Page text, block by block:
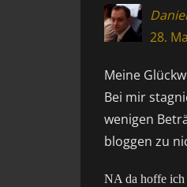
Daniel
28.
Meine
Bei mir
wenigen
bloggen zu
NA da hoffe ich